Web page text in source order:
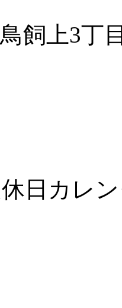
飼上3丁
日カレ